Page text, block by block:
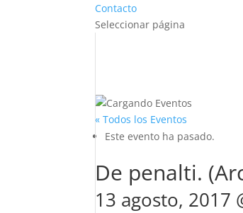
Contacto
Seleccionar página
« Todos los Eventos
Este evento ha pasado.
De penalti.
13 agosto, 2017